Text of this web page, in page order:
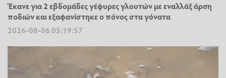
Έκανε για 2 εβδομάδες γέφυρες γλουτών με εναλλάξ άρση
ποδιών και εξαφανίστηκε ο πόνος στα γόνατα
2026-08-06 05:19:57